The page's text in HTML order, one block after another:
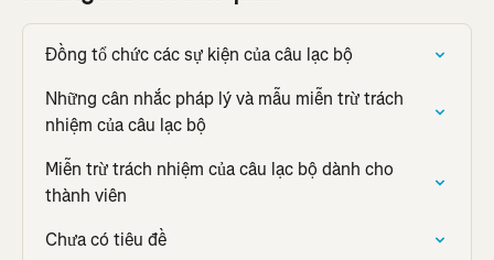
Đồng tổ chức các sự kiện của câu lạc bộ
Những cân nhắc pháp lý và mẫu miễn trừ trách
nhiệm của câu lạc bộ
Miễn trừ trách nhiệm của câu lạc bộ dành cho
thành viên
Chưa có tiêu đề